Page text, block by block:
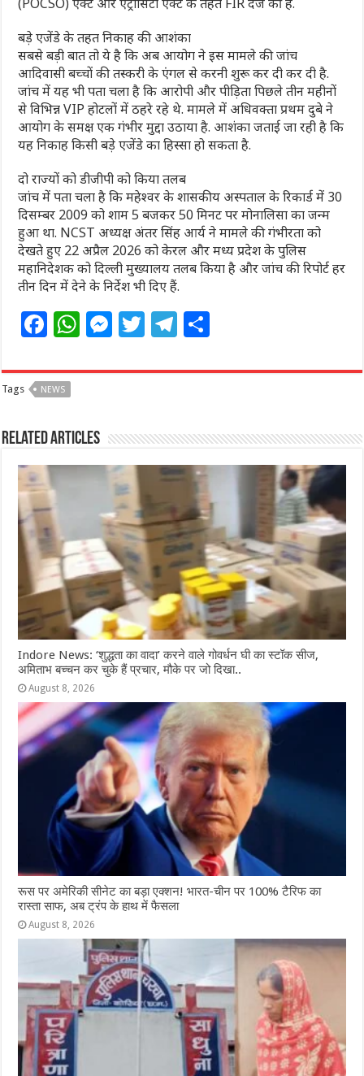
बड़े एजेंडे के तहत निकाह की आशंका
सबसे बड़ी बात तो ये है कि अब आयोग ने इस मामले की जांच
आदिवासी बच्चों की तस्करी के एंगल से करनी शुरू कर दी कर दी है.
जांच में यह भी पता चला है कि आरोपी और पीड़िता पिछले तीन महीनों
से विभिन्न VIP होटलों में ठहरे रहे थे. मामले में अधिवक्ता प्रथम दुबे ने
आयोग के समक्ष एक गंभीर मुद्दा उठाया है. आशंका जताई जा रही है कि
यह निकाह किसी बड़े एजेंडे का हिस्सा हो सकता है.
दो राज्यों को डीजीपी को किया तलब
जांच में पता चला है कि महेश्वर के शासकीय अस्पताल के रिकार्ड में 30
दिसम्बर 2009 को शाम 5 बजकर 50 मिनट पर मोनालिसा का जन्म
हुआ था. NCST अध्यक्ष अंतर सिंह आर्य ने मामले की गंभीरता को
देखते हुए 22 अप्रैल 2026 को केरल और मध्य प्रदेश के पुलिस
महानिदेशक को दिल्ली मुख्यालय तलब किया है और जांच की रिपोर्ट हर
तीन दिन में देने के निर्देश भी दिए हैं.
F
c
e
b
o
o
k
W
at
A
p
p
M
ss
n
g
e
r
T
itt
r
T
e
ra
m
ar
Tags NEWS
Related Articles
Indore News: ‘शुद्धता का वादा’ करने वाले गोवर्धन घी का स्टॉक सीज,
अमिताभ बच्चन कर चुके हैं प्रचार, मौके पर जो दिखा..
August 8, 2026
रूस पर अमेरिकी सीनेट का बड़ा एक्शन! भारत-चीन पर 100% टैरिफ का
रास्ता साफ, अब ट्रंप के हाथ में फैसला
August 8, 2026